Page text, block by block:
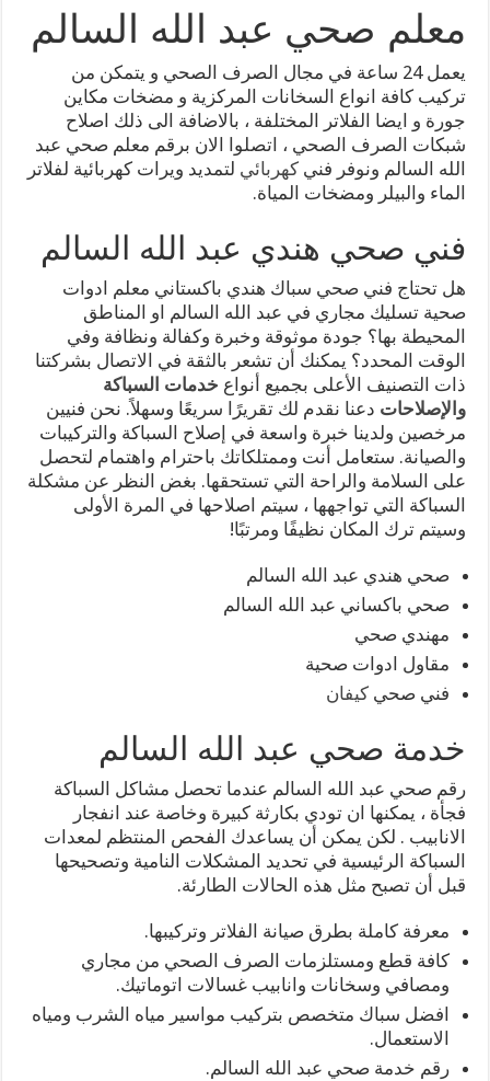
معلم صحي عبد الله السالم
يعمل 24 ساعة في مجال الصرف الصحي و يتمكن من
تركيب كافة انواع السخانات المركزية و مضخات مكاين
جورة و ايضا الفلاتر المختلفة ، بالاضافة الى ذلك اصلاح
شبكات الصرف الصحي ، اتصلوا الان برقم معلم صحي عبد
الله السالم ونوفر فنيكهربائي لتمديد ويرات كهربائية لفلاتر
الماء والبيلر ومضخات المياة.
فني صحي هندي عبد الله السالم
هل تحتاج فني صحي سباك هندي باكستاني معلم ادوات
صحية تسليك مجاري في عبد الله السالم او المناطق
المحيطة بها؟ جودة موثوقة وخبرة وكفالة ونظافة وفي
الوقت المحدد؟ يمكنك أن تشعر بالثقة في الاتصال بشركتنا
ذات التصنيف الأعلى بجميع أنواع خدمات السباكة
والإصلاحات دعنا نقدم لك تقريرًا سريعًا وسهلاً. نحن فنيين
مرخصين ولدينا خبرة واسعة في إصلاح السباكة والتركيبات
والصيانة. ستعامل أنت وممتلكاتك باحترام واهتمام لتحصل
على السلامة والراحة التي تستحقها. بغض النظر عن مشكلة
السباكة التي تواجهها ، سيتم اصلاحها في المرة الأولى
وسيتم ترك المكان نظيفًا ومرتبًا!
صحي هندي عبد الله السالم
صحي باكساني عبد الله السالم
مهندي صحي
مقاول ادوات صحية
فني صحيكيفان
خدمة صحي عبد الله السالم
رقم صحي عبد الله السالم عندما تحصل مشاكل السباكة
فجأة ، يمكنها ان تودي بكارثة كبيرة وخاصة عند انفجار
الانابيب . لكن يمكن أن يساعدك الفحص المنتظم لمعدات
السباكة الرئيسية في تحديد المشكلات النامية وتصحيحها
قبل أن تصبح مثل هذه الحالات الطارئة.
معرفة كاملة بطرق صيانة الفلاتر وتركيبها.
كافة قطع ومستلزمات الصرف الصحي من مجاري
ومصافي وسخانات وانابيب غسالات اتوماتيك.
افضل سباك متخصص بتركيب مواسير مياه الشرب ومياه
الاستعمال.
رقم خدمة صحي عبد الله السالم.